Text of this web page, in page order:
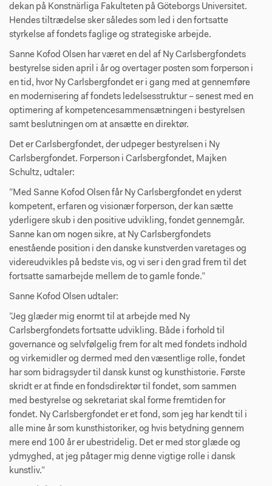
dekan på Konstnärliga Fakulteten på Göteborgs Universitet.
Hendes tiltrædelse sker således som led i den fortsatte
styrkelse af fondets faglige og strategiske arbejde.
Sanne Kofod Olsen har været en del af Ny Carlsbergfondets
bestyrelse siden april i år og overtager posten som forperson i
en tid, hvor Ny Carlsbergfondet er i gang med at gennemføre
en modernisering af fondets ledelsesstruktur – senest med en
optimering af kompetencesammensætningen i bestyrelsen
samt beslutningen om at ansætte en direktør.
Det er Carlsbergfondet, der udpeger bestyrelsen i Ny
Carlsbergfondet. Forperson i Carlsbergfondet, Majken
Schultz, udtaler:
”Med Sanne Kofod Olsen får Ny Carlsbergfondet en yderst
kompetent, erfaren og visionær forperson, der kan sætte
yderligere skub i den positive udvikling, fondet gennemgår.
Sanne kan om nogen sikre, at Ny Carlsbergfondets
enestående position i den danske kunstverden varetages og
videreudvikles på bedste vis, og vi ser i den grad frem til det
fortsatte samarbejde mellem de to gamle fonde.”
Sanne Kofod Olsen udtaler:
”Jeg glæder mig enormt til at arbejde med Ny
Carlsbergfondets fortsatte udvikling. Både i forhold til
governance og selvfølgelig frem for alt med fondets indhold
og virkemidler og dermed med den væsentlige rolle, fondet
har som bidragsyder til dansk kunst og kunsthistorie. Første
skridt er at finde en fondsdirektør til fondet, som sammen
med bestyrelse og sekretariat skal forme fremtiden for
fondet. Ny Carlsbergfondet er et fond, som jeg har kendt til i
alle mine år som kunsthistoriker, og hvis betydning gennem
mere end 100 år er ubestridelig. Det er med stor glæde og
ydmyghed, at jeg påtager mig denne vigtige rolle i dansk
kunstliv.”